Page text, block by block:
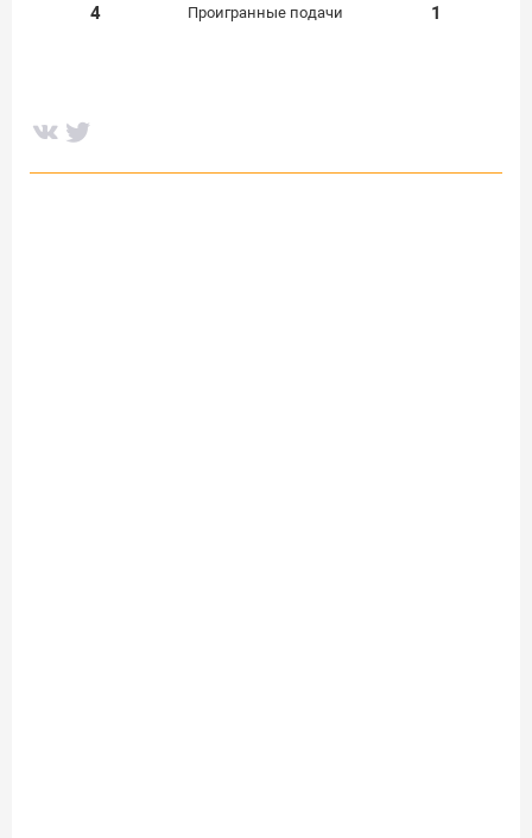
4
Проигранные подачи 1